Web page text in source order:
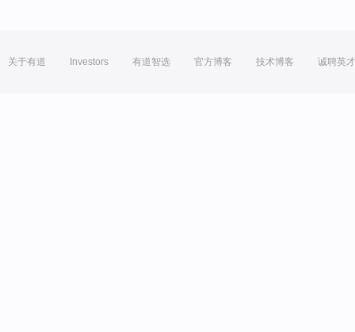
关于有道 Investors 有道智选 官方博客 技术博客 诚聘英才